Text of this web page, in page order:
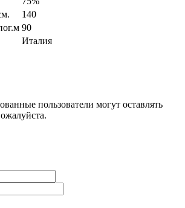
140
90
Италия
пользователи могут оставлять